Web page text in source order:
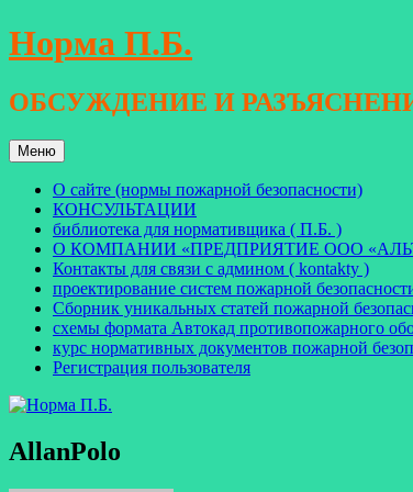
Перейти
к
Норма П.Б.
ОБСУЖДЕНИЕ И
Меню
О сайте (нормы пожарной безопасности)
КОНСУЛЬТАЦИИ
библиотека для нормативщика ( П.Б. )
О КОМПАНИИ «ПРЕДПРИЯТИЕ ООО
Контакты для связи с админом ( kontakty )
проектирование систем пожарной
Сборник уникальных статей пожарной
схемы формата Автокад противопожарного
курс нормативных документов пожарной
Регистрация пользователя
AllanPolo